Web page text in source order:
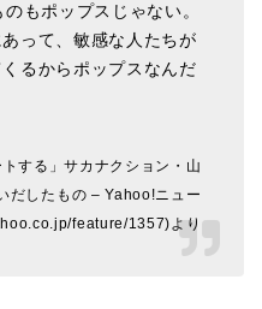
もポップスじゃない。
って、敏感な人たちが
るからポップスなんだ
する」サカナクション・山
だしたもの – Yahoo!ニュー
feature/1357)より